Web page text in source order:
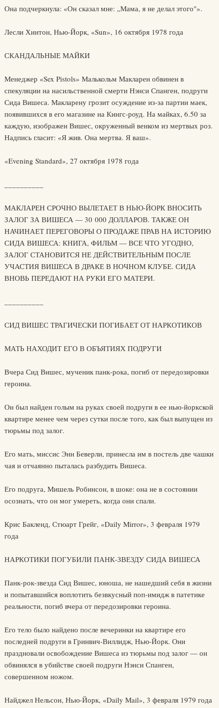
Она подчеркнула: «Он сказал мне: „Мама, я не делал этого"».
Лесли Хинтон, Нью-Йорк, «Sun», 16 октября 1978 года
СКАНДАЛЬНЫЕ МАЙКИ
Менеджер «Sex Pistols» Малькольм Макларен обвинен в
спекуляции на насильственной смерти Нэнси Спанген, подруги
Сида Вишеса. Макларену грозит осуждение из-за партии маек,
появившихся в его магазине на Кингс-роуд. На майках, 6.50 за
каждую, изображен Вишес, окруженный венком из мертвых роз.
Надпись гласит: «Я жив. Она мертва. Я ваш».
«Evening Standard», 27 октября 1978 года
МАКЛАРЕН СРОЧНО ВЫЛЕТАЕТ В НЬЮ-ЙОРК ВНОСИТЬ
ЗАЛОГ ЗА ВИШЕСА — 30 000 ДОЛЛАРОВ. ТАКЖЕ ОН
НАЧИНАЕТ ПЕРЕГОВОРЫ О ПРОДАЖЕ ПРАВ НА ИСТОРИЮ
СИДА ВИШЕСА: КНИГА, ФИЛЬМ — ВСЕ ЧТО УГОДНО,
ЗАЛОГ СТАНОВИТСЯ НЕ ДЕЙСТВИТЕЛЬНЫМ ПОСЛЕ
УЧАСТИЯ ВИШЕСА В ДРАКЕ В НОЧНОМ КЛУБЕ. СИДА
ВНОВЬ ПЕРЕДАЮТ НА РУКИ ЕГО МАТЕРИ.
СИД ВИШЕС ТРАГИЧЕСКИ ПОГИБАЕТ ОТ НАРКОТИКОВ
МАТЬ НАХОДИТ ЕГО В ОБЪЯТИЯХ ПОДРУГИ
Вчера Сид Вишес, мученик панк-рока, погиб от передозировки
героина.
Он был найден голым на руках своей подруги в ее нью-йоркской
квартире менее чем через сутки после того, как был выпущен из
тюрьмы под залог.
Его мать, миссис Энн Беверли, принесла им в постель две чашки
чая и отчаянно пыталась разбудить Вишеса.
Его подруга, Мишель Робинсон, в шоке: она не в состоянии
осознать, что он мог умереть, когда они спали.
Крис Бакленд, Стюарт Грейг, «Daily Mirror», 3 февраля 1979
года
НАРКОТИКИ ПОГУБИЛИ ПАНК-ЗВЕЗДУ СИДА ВИШЕСА
Панк-рок-звезда Сид Вишес, юноша, не нашедший себя в жизни
и попытавшийся воплотить безвкусный поп-имидж в патетике
реальности, погиб вчера от передозировки героина.
Его тело было найдено после вечеринки на квартире его
последней подруги в Гринвич-Виллидж, Нью-Йорк. Они
праздновали освобождение Вишеса из тюрьмы под залог — он
обвинялся в убийстве своей подруги Нэнси Спанген,
совершенном ножом.
Найджел Нельсон, Нью-Йорк, «Daily Мail», 3 февраля 1979 года